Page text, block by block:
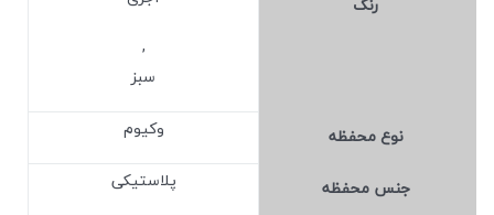
,
سبز
نوع محفظه وکیوم
جنس محفظه پلاستیکی